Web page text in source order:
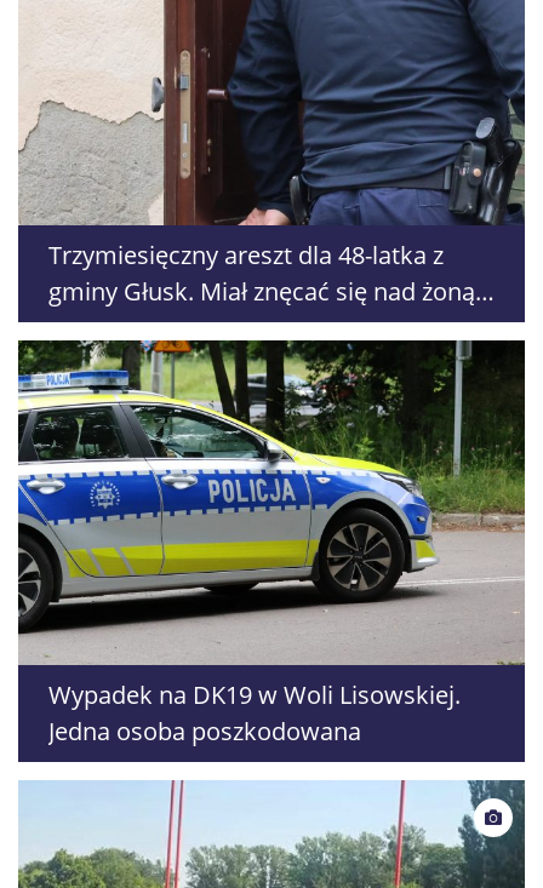
Trzymiesięczny areszt dla 48-latka z
gminy Głusk. Miał znęcać się nad żoną i
córkami
Wypadek na DK19 w Woli Lisowskiej.
Jedna osoba poszkodowana